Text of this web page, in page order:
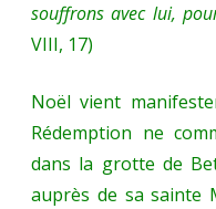
souffrons avec lui,
VIII, 17)
Noël vient
Rédemption ne
dans la grotte de
auprès de sa sainte